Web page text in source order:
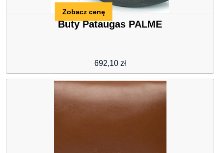
Buty Pataugas PALME
692,10 zł
Zobacz cenę